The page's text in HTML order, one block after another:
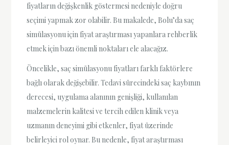
fiyatların değişkenlik göstermesi nedeniyle doğru
seçimi yapmak zor olabilir. Bu makalede, Bolu’da saç
simülasyonu için fiyat araştırması yapanlara rehberlik
etmek için bazı önemli noktaları ele alacağız.
Öncelikle, saç simülasyonu fiyatları farklı faktörlere
bağlı olarak değişebilir. Tedavi sürecindeki saç kaybının
derecesi, uygulama alanının genişliği, kullanılan
malzemelerin kalitesi ve tercih edilen klinik veya
uzmanın deneyimi gibi etkenler, fiyat üzerinde
belirleyici rol oynar. Bu nedenle, fiyat araştırması